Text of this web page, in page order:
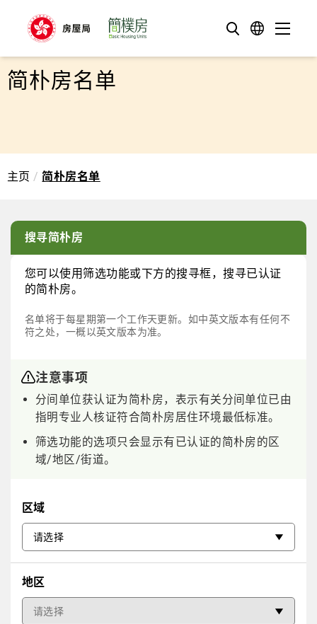
目录
语言
搜寻
简朴房名单
主页 简朴房名单
搜寻简朴房
您可以使用筛选功能或下方的搜寻框，搜寻已认证
的简朴房。
名单将于每星期第一个工作天更新。如中英文版本有任何不
符之处，一概以英文版本为准。
注意事项
分间单位获认证为简朴房，表示有关分间单位已由
指明专业人核证符合简朴房居住环境最低标准。
筛选功能的选项只会显示有已认证的简朴房的区
域/地区/街道。
区域
地区